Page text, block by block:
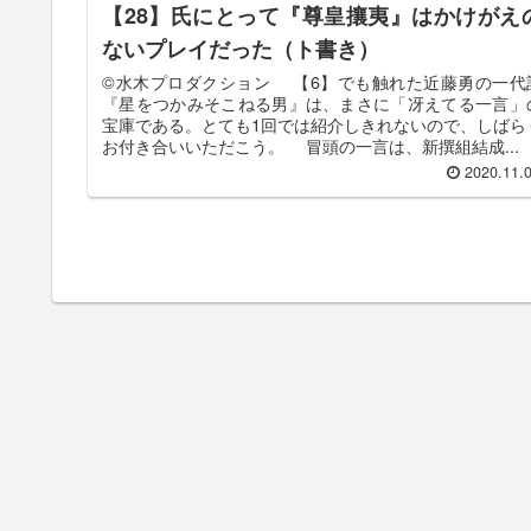
【28】氏にとって『尊皇攘夷』はかけがえ
ないプレイだった（ト書き）
©️水木プロダクション 【6】でも触れた近藤勇の一代
『星をつかみそこねる男』は、まさに「冴えてる一言」
宝庫である。とても1回では紹介しきれないので、しばら
お付き合いいただこう。 冒頭の一言は、新撰組結成...